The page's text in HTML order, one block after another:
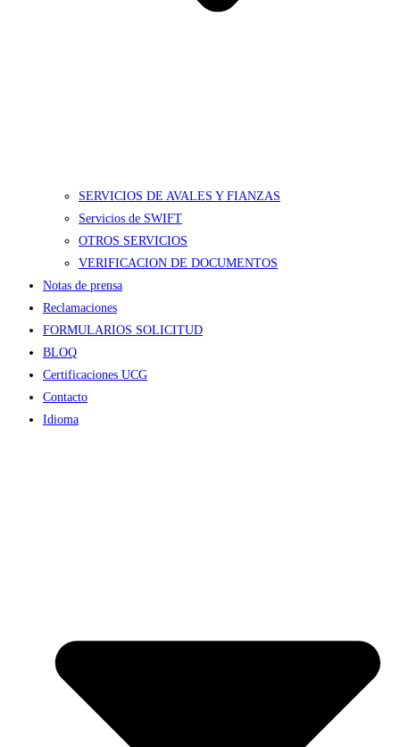
SERVICIOS DE AVALES Y FIANZAS
Servicios de SWIFT
OTROS SERVICIOS
VERIFICACION DE DOCUMENTOS
Notas de prensa
Reclamaciones
FORMULARIOS SOLICITUD
BLOQ
Certificaciones UCG
Contacto
Idioma